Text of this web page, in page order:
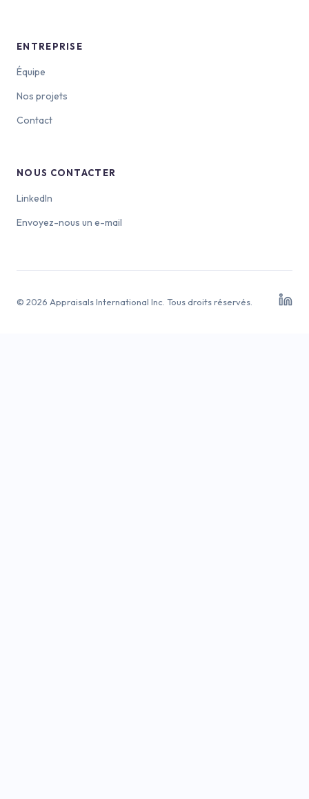
ENTREPRISE
Équipe
Nos projets
Contact
NOUS CONTACTER
LinkedIn
Envoyez-nous un e-mail
© 2026 Appraisals International Inc. Tous droits réservés.